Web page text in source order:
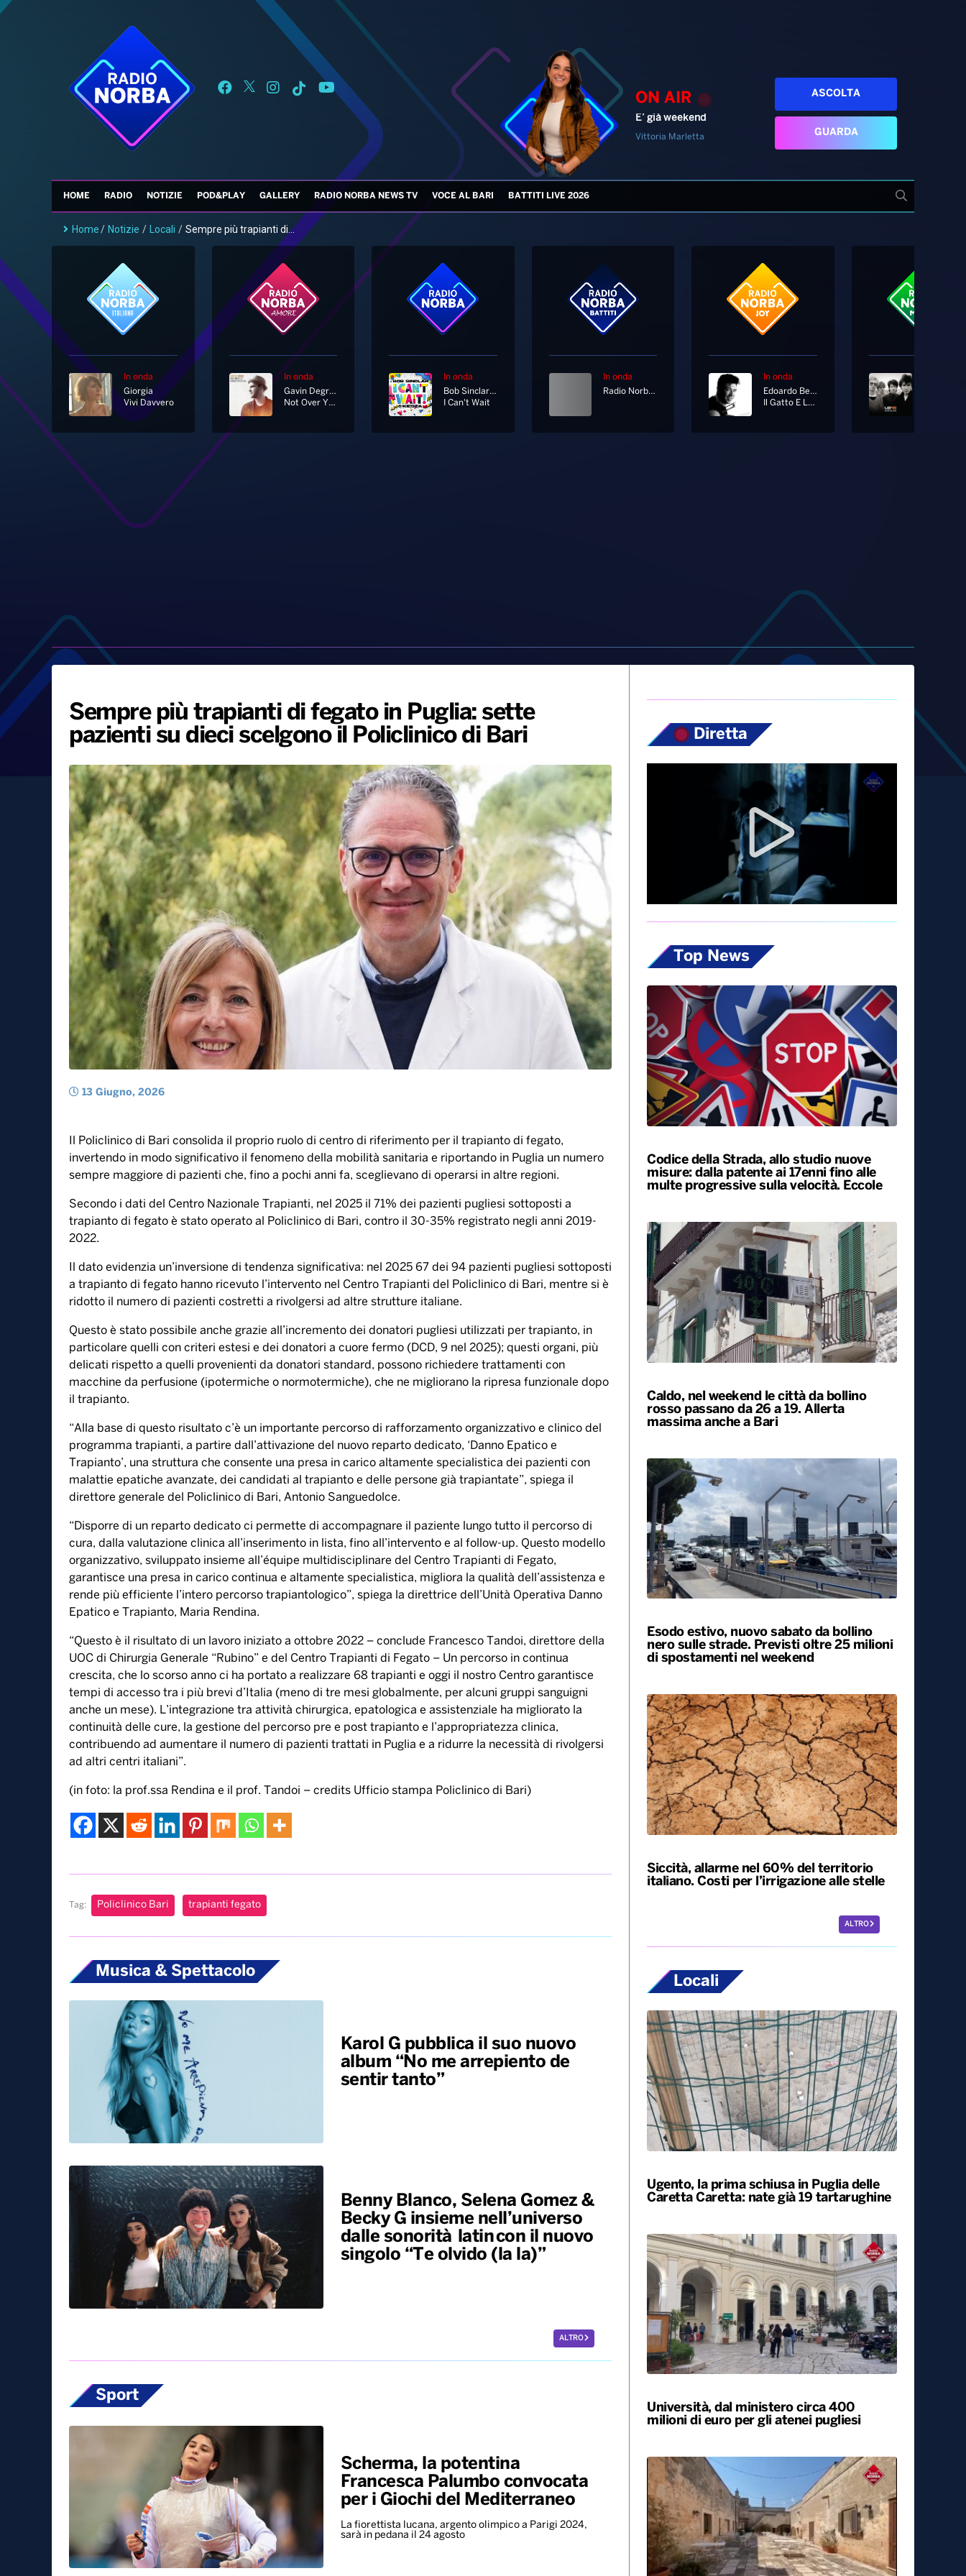
ON AIR
E’ già weekend
Vittoria Marletta
ASCOLTA
GUARDA
HOME RADIO NOTIZIE POD&PLAY GALLERY RADIO NORBA NEWS TV VOCE AL BARI BATTITI LIVE 2026
Home/ Notizie / Locali / Sempre più trapianti di...
In onda
Giorgia
Vivi Davvero
In onda
Gavin Degraw
Not Over You
In onda
Bob Sinclar, Kiesza
I Can't Wait
In onda
Radio Norba Battiti
In onda
Edoardo Bennato
Il Gatto E La Volpe
Sempre più trapianti di fegato in Puglia: sette
pazienti su dieci scelgono il Policlinico di Bari
13 Giugno, 2026
Il Policlinico di Bari consolida il proprio ruolo di centro di riferimento per il trapianto di fegato,
invertendo in modo significativo il fenomeno della mobilità sanitaria e riportando in Puglia un numero
sempre maggiore di pazienti che, fino a pochi anni fa, sceglievano di operarsi in altre regioni.
Secondo i dati del Centro Nazionale Trapianti, nel 2025 il 71% dei pazienti pugliesi sottoposti a
trapianto di fegato è stato operato al Policlinico di Bari, contro il 30-35% registrato negli anni 2019-
2022.
Il dato evidenzia un’inversione di tendenza significativa: nel 2025 67 dei 94 pazienti pugliesi sottoposti
a trapianto di fegato hanno ricevuto l’intervento nel Centro Trapianti del Policlinico di Bari, mentre si è
ridotto il numero di pazienti costretti a rivolgersi ad altre strutture italiane.
Questo è stato possibile anche grazie all’incremento dei donatori pugliesi utilizzati per trapianto, in
particolare quelli con criteri estesi e dei donatori a cuore fermo (DCD, 9 nel 2025); questi organi, più
delicati rispetto a quelli provenienti da donatori standard, possono richiedere trattamenti con
macchine da perfusione (ipotermiche o normotermiche), che ne migliorano la ripresa funzionale dopo
il trapianto.
“Alla base di questo risultato c’è un importante percorso di rafforzamento organizzativo e clinico del
programma trapianti, a partire dall’attivazione del nuovo reparto dedicato, ‘Danno Epatico e
Trapianto’, una struttura che consente una presa in carico altamente specialistica dei pazienti con
malattie epatiche avanzate, dei candidati al trapianto e delle persone già trapiantate”, spiega il
direttore generale del Policlinico di Bari, Antonio Sanguedolce.
“Disporre di un reparto dedicato ci permette di accompagnare il paziente lungo tutto il percorso di
cura, dalla valutazione clinica all’inserimento in lista, fino all’intervento e al follow-up. Questo modello
organizzativo, sviluppato insieme all’équipe multidisciplinare del Centro Trapianti di Fegato,
garantisce una presa in carico continua e altamente specialistica, migliora la qualità dell’assistenza e
rende più efficiente l’intero percorso trapiantologico”, spiega la direttrice dell’Unità Operativa Danno
Epatico e Trapianto, Maria Rendina.
“Questo è il risultato di un lavoro iniziato a ottobre 2022 – conclude Francesco Tandoi, direttore della
UOC di Chirurgia Generale “Rubino” e del Centro Trapianti di Fegato – Un percorso in continua
crescita, che lo scorso anno ci ha portato a realizzare 68 trapianti e oggi il nostro Centro garantisce
tempi di accesso tra i più brevi d’Italia (meno di tre mesi globalmente, per alcuni gruppi sanguigni
anche un mese). L’integrazione tra attività chirurgica, epatologica e assistenziale ha migliorato la
continuità delle cure, la gestione del percorso pre e post trapianto e l’appropriatezza clinica,
contribuendo ad aumentare il numero di pazienti trattati in Puglia e a ridurre la necessità di rivolgersi
ad altri centri italiani”.
(in foto: la prof.ssa Rendina e il prof. Tandoi – credits Ufficio stampa Policlinico di Bari)
Tag: Policlinico Bari trapianti fegato
Musica & Spettacolo
Karol G pubblica il suo nuovo
album “No me arrepiento de
sentir tanto”
Benny Blanco, Selena Gomez &
Becky G insieme nell’universo
dalle sonorità latin con il nuovo
singolo “Te olvido (la la)”
ALTRO
Sport
Scherma, la potentina
Francesca Palumbo convocata
per i Giochi del Mediterraneo
La fiorettista lucana, argento olimpico a Parigi 2024,
sarà in pedana il 24 agosto
Diretta
Top News
Codice della Strada, allo studio nuove
misure: dalla patente ai 17enni fino alle
multe progressive sulla velocità. Eccole
Caldo, nel weekend le città da bollino
rosso passano da 26 a 19. Allerta
massima anche a Bari
Esodo estivo, nuovo sabato da bollino
nero sulle strade. Previsti oltre 25 milioni
di spostamenti nel weekend
Siccità, allarme nel 60% del territorio
italiano. Costi per l’irrigazione alle stelle
ALTRO
Locali
Ugento, la prima schiusa in Puglia delle
Caretta Caretta: nate già 19 tartarughine
Università, dal ministero circa 400
milioni di euro per gli atenei pugliesi